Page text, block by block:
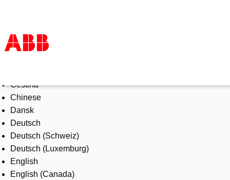
Products & Solutions
Industries
Services
About us
Where to buy
Contact us
Careers
Čeština
Chinese
Dansk
Deutsch
Deutsch (Schweiz)
Deutsch (Luxemburg)
English
English (Canada)